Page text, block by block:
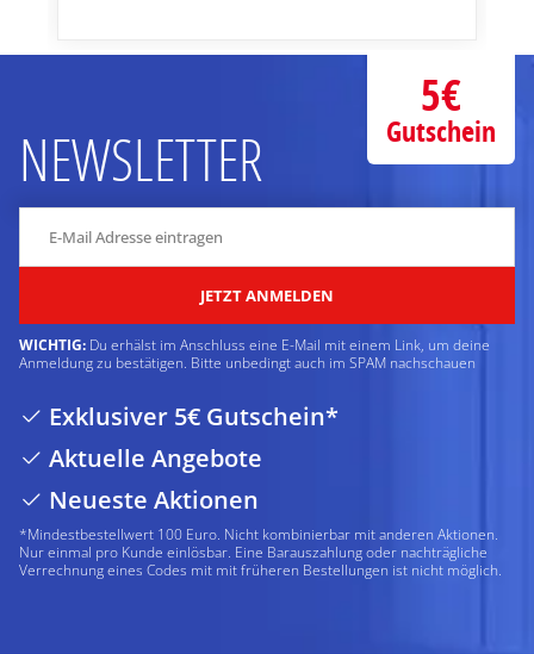
NEWSLETTER
JETZT ANMELDEN
WICHTIG: Du erhälst im Anschluss eine E-Mail mit einem Link, um deine
Anmeldung zu bestätigen. Bitte unbedingt auch im SPAM nachschauen
Exklusiver 5€ Gutschein*
Aktuelle Angebote
Neueste Aktionen
*Mindestbestellwert 100 Euro. Nicht kombinierbar mit anderen Aktionen.
Nur einmal pro Kunde einlösbar. Eine Barauszahlung oder nachträgliche
Verrechnung eines Codes mit mit früheren Bestellungen ist nicht möglich.
5€
Gutschein